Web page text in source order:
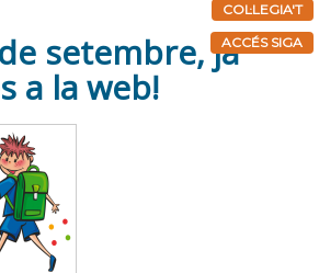
COL·LEGIA'T
ACCÉS SIGA
setembre, ja
a la web!